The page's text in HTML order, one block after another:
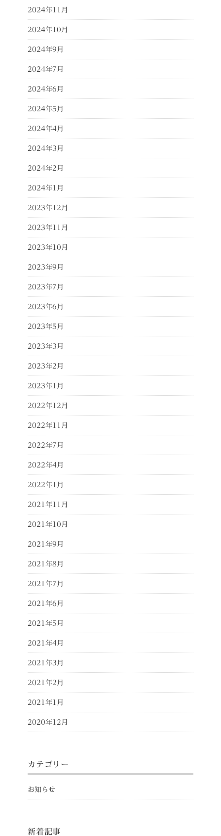
2024年11月
2024年10月
2024年9月
2024年7月
2024年6月
2024年5月
2024年4月
2024年3月
2024年2月
2024年1月
2023年12月
2023年11月
2023年10月
2023年9月
2023年7月
2023年6月
2023年5月
2023年3月
2023年2月
2023年1月
2022年12月
2022年11月
2022年7月
2022年4月
2022年1月
2021年11月
2021年10月
2021年9月
2021年8月
2021年7月
2021年6月
2021年5月
2021年4月
2021年3月
2021年2月
2021年1月
2020年12月
カテゴリー
お知らせ
新着記事